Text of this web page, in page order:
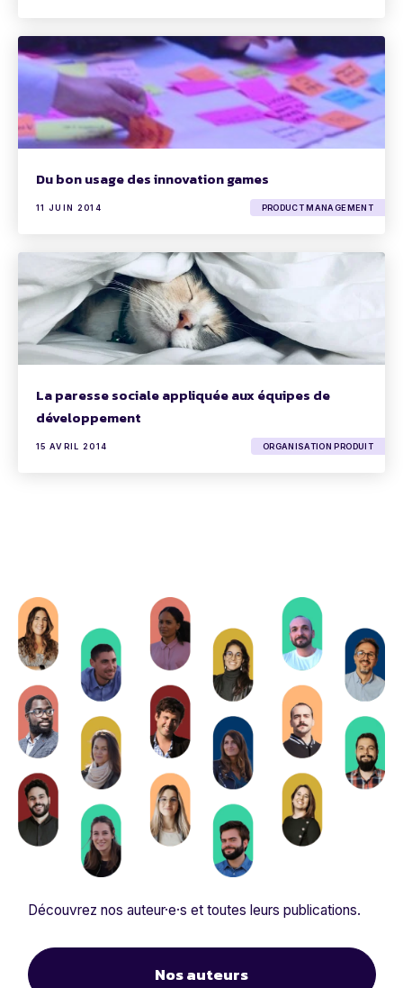
Du bon usage des innovation games
11 JUIN 2014 PRODUCT MANAGEMENT
La paresse sociale appliquée aux équipes de
développement
15 AVRIL 2014 ORGANISATION PRODUIT
Découvrez nos auteur·e·s et toutes leurs publications.
Nos auteurs